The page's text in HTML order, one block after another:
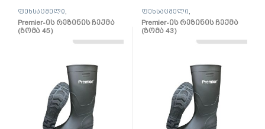
ფეხსაცმელი
სპეცტანსაცმელი და დაცვა
Premier-ის რეზინის ჩექმა
(ზომა 45)
ფეხსაცმელი
სპეცტანსაცმელი და დაცვა
Premier-ის რეზინის ჩექმა
(ზომა 43)